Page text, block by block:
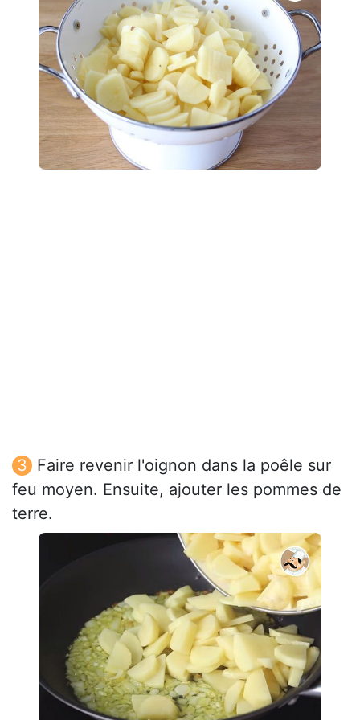
Faire revenir l'oignon dans la poêle sur
feu moyen. Ensuite, ajouter les pommes de
terre.